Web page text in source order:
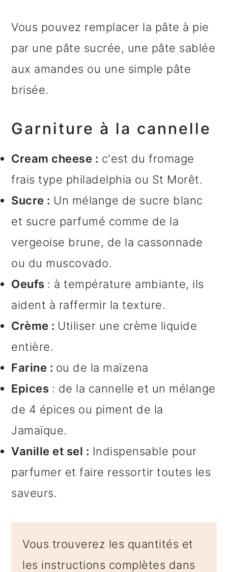
Vous pouvez remplacer la pâte à pie
par une pâte sucrée, une pâte sablée
aux amandes ou une simple pâte
brisée.
Garniture à la cannelle
Cream cheese : c'est du fromage
frais type philadelphia ou St Morêt.
Sucre : Un mélange de sucre blanc
et sucre parfumé comme de la
vergeoise brune, de la cassonnade
ou du muscovado.
Oeufs : à température ambiante, ils
aident à raffermir la texture.
Crème : Utiliser une crème liquide
entière.
Farine : ou de la maïzena
Epices : de la cannelle et un mélange
de 4 épices ou piment de la
Jamaïque.
Vanille et sel : Indispensable pour
parfumer et faire ressortir toutes les
saveurs.
Vous trouverez les quantités et
les instructions complètes dans